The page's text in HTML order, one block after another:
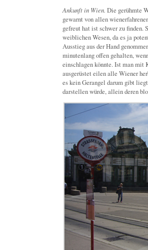
Ankunft in Wien. Die gerühmte
gewarnt von allen
gefreut hat ist schwer zu finden.
weiblichen Wesen, da es ja
Ausstieg aus der Hand
minutenlang offen gehalten,
einschlagen könnte. Ist man mit
ausgerüstet eilen alle Wiener
es kein Gerangel darum gibt
darstellen würde, allein deren